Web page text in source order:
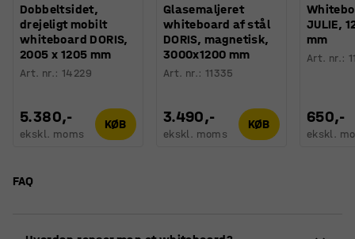
Dobbeltsidet,
drejeligt mobilt
whiteboard DORIS,
2005 x 1205 mm
Art. nr.:14229
5.380,-
ekskl. moms
KØB
Glasemaljeret
whiteboard af stål
DORIS, magnetisk,
3000x1200 mm
Art. nr.: 11335
3.490,-
ekskl. moms
KØB
JULIE,
mm
Art. nr.:
650,-
ekskl.
FAQ